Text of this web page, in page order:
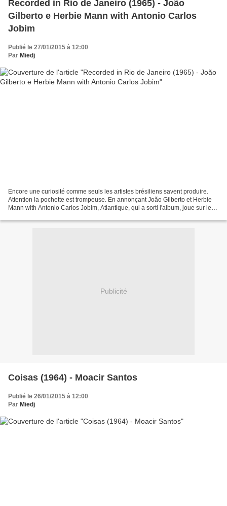
Recorded in Rio de Janeiro (1965) - João
Gilberto e Herbie Mann with Antonio Carlos
Jobim
Publié le 27/01/2015 à 12:00
Par Miedj
Encore une curiosité comme seuls les artistes brésiliens savent produire.
Attention la pochette est trompeuse. En annonçant João Gilberto et Herbie
Mann with Antonio Carlos Jobim, Atlantique, qui a sorti l'album, joue sur les
Publicité
Coisas (1964) - Moacir Santos
Publié le 26/01/2015 à 12:00
Par Miedj